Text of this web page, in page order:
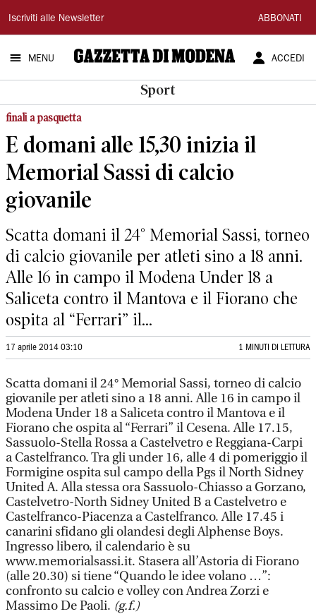
Gazzetta
di
Modena
Iscriviti alle Newsletter ABBONATI
MENU ACCEDI
Sport
finali a pasquetta
E domani alle 15,30 inizia il
Memorial Sassi di calcio
giovanile
Scatta domani il 24° Memorial Sassi, torneo
di calcio giovanile per atleti sino a 18 anni.
Alle 16 in campo il Modena Under 18 a
Saliceta contro il Mantova e il Fiorano che
ospita al “Ferrari” il...
17 aprile 2014 03:10 1 MINUTI DI LETTURA
Scatta domani il 24° Memorial Sassi, torneo di calcio
giovanile per atleti sino a 18 anni. Alle 16 in campo il
Modena Under 18 a Saliceta contro il Mantova e il
Fiorano che ospita al “Ferrari” il Cesena. Alle 17.15,
Sassuolo-Stella Rossa a Castelvetro e Reggiana-Carpi
a Castelfranco. Tra gli under 16, alle 4 di pomeriggio il
Formigine ospita sul campo della Pgs il North Sidney
United A. Alla stessa ora Sassuolo-Chiasso a Gorzano,
Castelvetro-North Sidney United B a Castelvetro e
Castelfranco-Piacenza a Castelfranco. Alle 17.45 i
canarini sfidano gli olandesi degli Alphense Boys.
Ingresso libero, il calendario è su
www.memorialsassi.it. Stasera all’Astoria di Fiorano
(alle 20.30) si tiene “Quando le idee volano …”:
confronto su calcio e volley con Andrea Zorzi e
Massimo De Paoli. (g.f.)